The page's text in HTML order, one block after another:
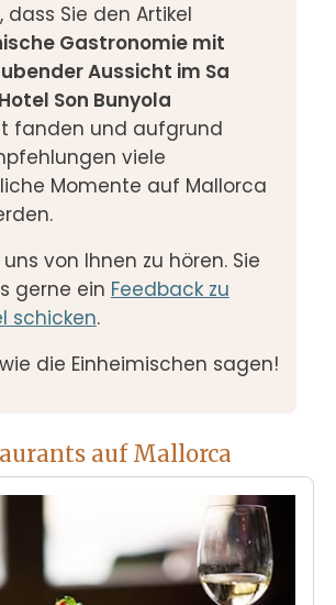
dass Sie den Artikel
Gastronomie mit
Aussicht im Sa
Son Bunyola
fanden und aufgrund
viele
Momente auf Mallorca
von Ihnen zu hören. Sie
gerne ein Feedback zu
schicken.
wie die Einheimischen sagen!
auf Mallorca